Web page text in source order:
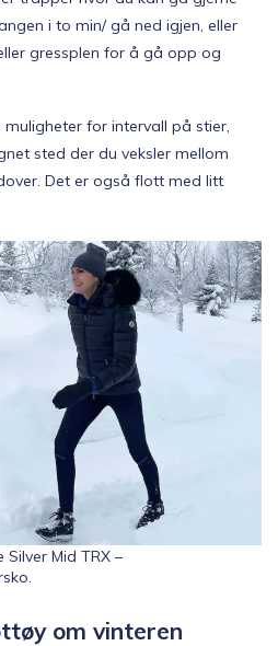
i to min/ gå ned igjen, eller
gressplen for å gå opp og
for intervall på stier,
sted der du veksler mellom
Det er også flott med litt
Silver Mid TRX –
om vinteren